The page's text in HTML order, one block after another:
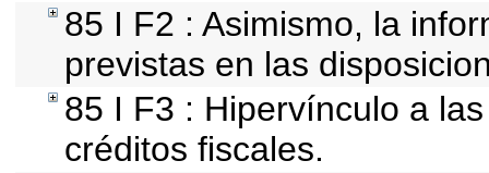
85 I F2 : Asimismo, la
previstas en las
85 I F3 : Hipervínculo a
créditos fiscales.